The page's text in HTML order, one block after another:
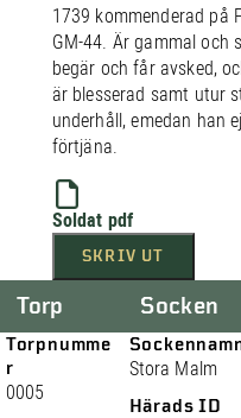
1739 kommenderad på
GM-44. Är gammal och
begär och får avsked,
är blesserad samt utur
underhåll, emedan han
förtjäna.
Soldat pdf
SKRIV UT
Torp
Torpnumme
r
0005
Socken
Stora Malm
Härads ID